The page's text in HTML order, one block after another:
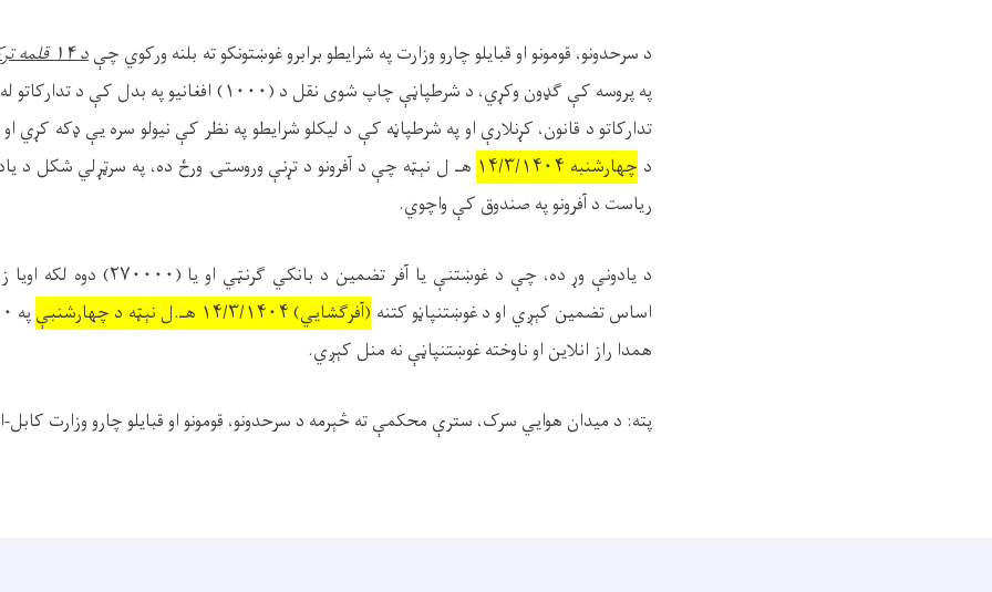
د سرحدونو، قومونو او قبایلو چارو وزارت په شرایطو برابرو غوښتونکو ته بلنه ورکوي چېد ۱۴ قلمه ترکاري او میوو
په پروسه کې ګډون وکړي، د شرطپاڼې چاپ شوی نقل د (۱۰۰۰)
تدارکاتو د قانون، کړنلارې او په شرطپاڼه کې د لیکلو شرایطو په نظر کې نیولو سره یې ډکه کړي
د چهارشنبه ۱۴/۳/۱۴۰۴
هـ ل نېټه چې د آفرونو د تړنې وروستۍ ورځ ده، په سرټړلي شکل د یاد
ریاست د آفرونو په صندوق کې واچوي.
د یادونې وړ ده، چې د غوښتنې یا آفر تضمین
اساس تضمین کېږي او د غوښتنپاڼو کتنه (آفرګشایي) ۱۴/۳/۱۴۰۴ هـ.ل نېټه د چهارشنبې
همدا راز انلاین او ناوخته غوښتنپاڼې نه منل کېږي.
پته: د میدان هوایي سرک، سترې محکمې ته څېرمه د سرحدونو، قومونو او قبایلو چارو وزارت کابل-